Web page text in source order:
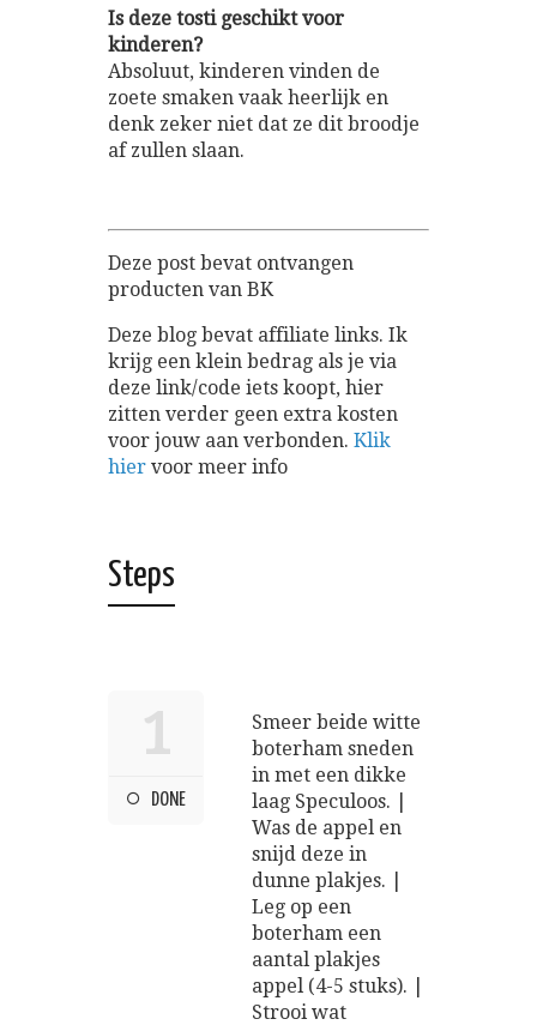
Is deze tosti geschikt voor
kinderen?
Absoluut, kinderen vinden de
zoete smaken vaak heerlijk en
denk zeker niet dat ze dit broodje
af zullen slaan.
Deze post bevat ontvangen
producten van BK
Deze blog bevat affiliate links. Ik
krijg een klein bedrag als je via
deze link/code iets koopt, hier
zitten verder geen extra kosten
voor jouw aan verbonden. Klik
hier voor meer info
Steps
1
DONE
Smeer beide witte
boterham sneden
in met een dikke
laag Speculoos. |
Was de appel en
snijd deze in
dunne plakjes. |
Leg op een
boterham een
aantal plakjes
appel (4-5 stuks). |
Strooi wat